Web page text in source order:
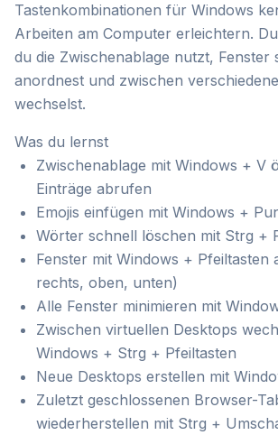
Tastenkombinationen für Windows
Arbeiten am Computer erleichtern.
du die Zwischenablage nutzt, Fenster
anordnest und zwischen
wechselst.
Was du lernst
Zwischenablage mit Windows + V
Einträge abrufen
Emojis einfügen mit Windows +
Wörter schnell löschen mit Strg +
Fenster mit Windows + Pfeiltasten
rechts, oben, unten)
Alle Fenster minimieren mit
Zwischen virtuellen Desktops
Windows + Strg + Pfeiltasten
Neue Desktops erstellen mit
Zuletzt geschlossenen Browser-
wiederherstellen mit Strg +